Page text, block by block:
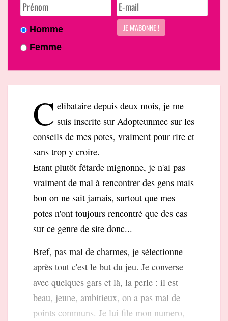
Homme
Femme
C elibataire depuis deux mois, je me
suis inscrite sur Adopteunmec sur les
conseils de mes potes, vraiment pour rire et
sans trop y croire.
Etant plutôt fêtarde mignonne, je n'ai pas
vraiment de mal à rencontrer des gens mais
bon on ne sait jamais, surtout que mes
potes n'ont toujours rencontré que des cas
sur ce genre de site donc...
Bref, pas mal de charmes, je sélectionne
après tout c'est le but du jeu. Je converse
avec quelques gars et là, la perle : il est
beau, jeune, ambitieux, on a pas mal de
points communs. Je lui file mon numero,